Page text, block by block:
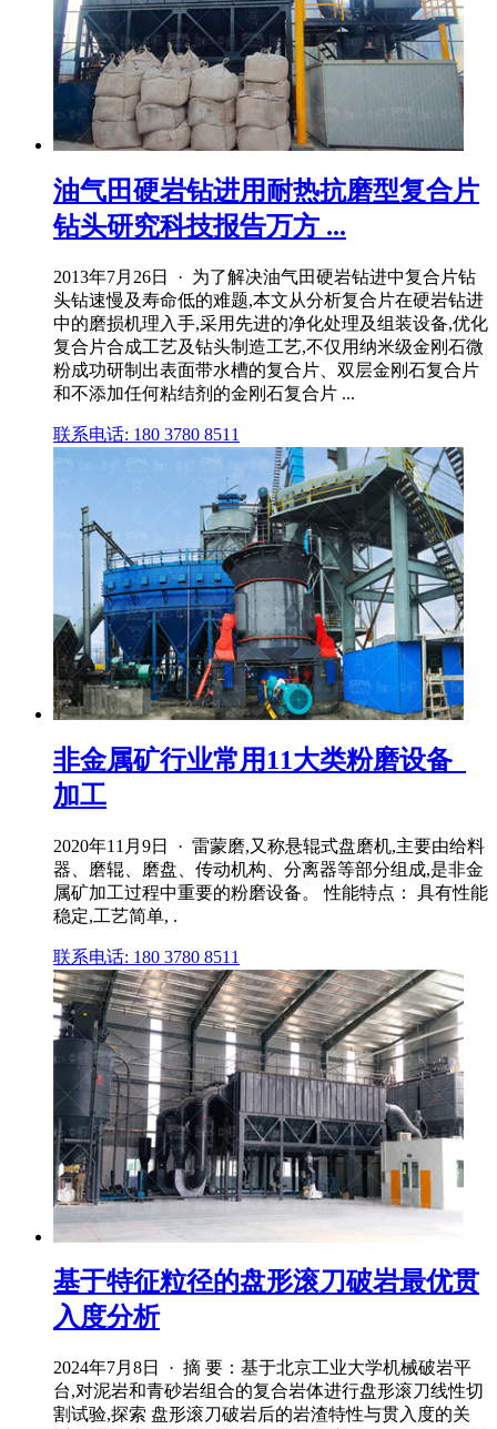
油气田硬岩钻进用耐热抗磨型复合片
钻头研究科技报告万方 ...
2013年7月26日 · 为了解决油气田硬岩钻进中复合片钻
头钻速慢及寿命低的难题,本文从分析复合片在硬岩钻进
中的磨损机理入手,采用先进的净化处理及组装设备,优化
复合片合成工艺及钻头制造工艺,不仅用纳米级金刚石微
粉成功研制出表面带水槽的复合片、双层金刚石复合片
和不添加任何粘结剂的金刚石复合片 ...
联系电话: 180 3780 8511
非金属矿行业常用11大类粉磨设备_
加工
2020年11月9日 · 雷蒙磨,又称悬辊式盘磨机,主要由给料
器、磨辊、磨盘、传动机构、分离器等部分组成,是非金
属矿加工过程中重要的粉磨设备。 性能特点： 具有性能
稳定,工艺简单, .
联系电话: 180 3780 8511
基于特征粒径的盘形滚刀破岩最优贯
入度分析
2024年7月8日 · 摘 要：基于北京工业大学机械破岩平
台,对泥岩和青砂岩组合的复合岩体进行盘形滚刀线性切
割试验,探索 盘形滚刀破岩后的岩渣特性与贯入度的关